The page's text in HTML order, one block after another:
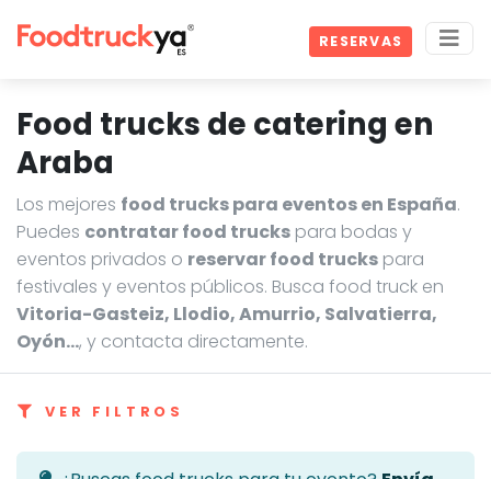
RESERVAS
Food trucks de catering en
Araba
Los mejores food trucks para eventos en España.
Puedes contratar food trucks para bodas y
eventos privados o reservar food trucks para
festivales y eventos públicos. Busca food truck en
Vitoria-Gasteiz, Llodio, Amurrio, Salvatierra,
Oyón…, y contacta directamente.
VER FILTROS